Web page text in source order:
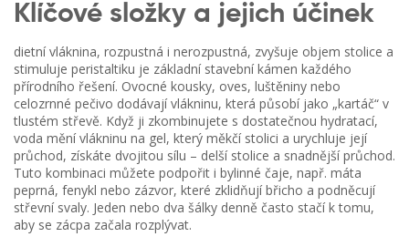
Klíčové složky a jejich účinek
dietní vláknina, rozpustná i nerozpustná, zvyšuje objem stolice a
stimuluje peristaltiku je základní stavební kámen každého
přírodního řešení. Ovocné kousky, oves, luštěniny nebo
celozrnné pečivo dodávají vlákninu, která působí jako „kartáč“ v
tlustém střevě. Když ji zkombinujete s dostatečnou hydratací,
voda mění vlákninu na gel, který měkčí stolici a urychluje její
průchod, získáte dvojitou sílu – delší stolice a snadnější průchod.
Tuto kombinaci můžete podpořit i bylinné čaje, např. máta
peprná, fenykl nebo zázvor, které zklidňují břicho a podněcují
střevní svaly. Jeden nebo dva šálky denně často stačí k tomu,
aby se zácpa začala rozplývat.